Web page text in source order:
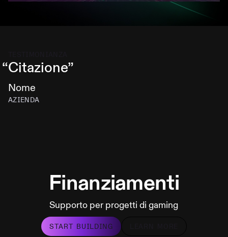
“Citazione”
Nome
AZIENDA
Finanziamenti
Supporto per progetti di gaming
START BUILDING